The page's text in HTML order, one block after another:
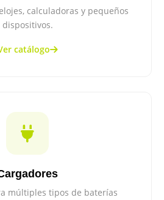
calculadoras y pequeños
dispositivos.
catálogo
múltiples tipos de baterías